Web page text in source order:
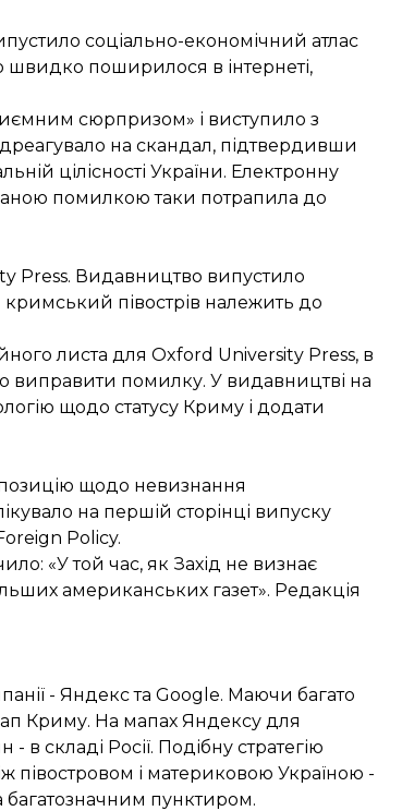
соціально-економічний атлас
швидко поширилося в інтернеті,
сюрпризом» і виступило з
на скандал, підтвердивши
цілісності України. Електронну
помилкою таки потрапила до
Press. Видавництво випустило
кримський півострів належить до
листа для Oxford University Press, в
виправити помилку. У видавництві на
щодо статусу Криму і додати
щодо невизнання
на першій сторінці випуску
Policy.
«У той час, як Захід не визнає
американських газет». Редакція
- Яндекс та Google. Маючи багато
мап Криму. На мапах Яндексу для
- в складі Росії. Подібну стратегію
півостровом і материковою Україною -
багатозначним пунктиром.